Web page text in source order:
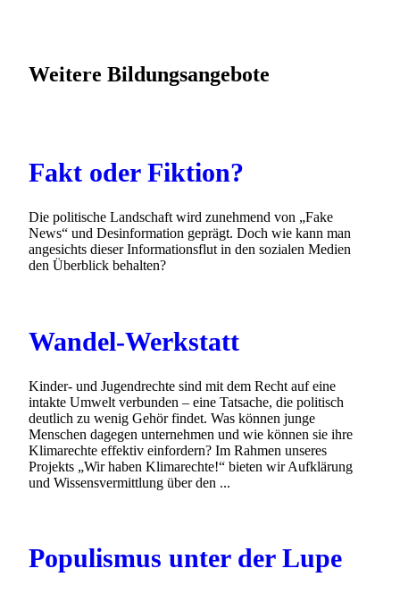
Weitere Bildungsangebote
Fakt oder Fiktion?
Die politische Landschaft wird zunehmend von „Fake
News“ und Desinformation geprägt. Doch wie kann man
angesichts dieser Informationsflut in den sozialen Medien
den Überblick behalten?
Wandel-Werkstatt
Kinder- und Jugendrechte sind mit dem Recht auf eine
intakte Umwelt verbunden – eine Tatsache, die politisch
deutlich zu wenig Gehör findet. Was können junge
Menschen dagegen unternehmen und wie können sie ihre
Klimarechte effektiv einfordern? Im Rahmen unseres
Projekts „Wir haben Klimarechte!“ bieten wir Aufklärung
und Wissensvermittlung über den ...
Populismus unter der Lupe